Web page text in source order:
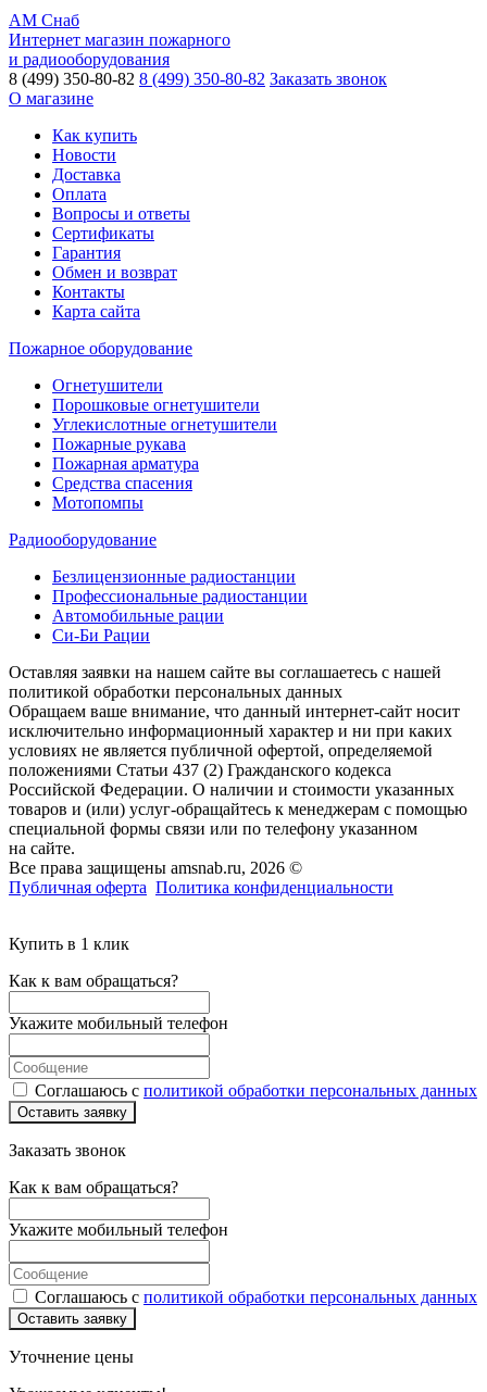
АМ Снаб
Интернет магазин пожарного
и радиооборудования
8 (499) 350-80-82 8 (499) 350-80-82 Заказать звонок
О магазине
Как купить
Новости
Доставка
Оплата
Вопросы и ответы
Сертификаты
Гарантия
Обмен и возврат
Контакты
Карта сайта
Пожарное оборудование
Огнетушители
Порошковые огнетушители
Углекислотные огнетушители
Пожарные рукава
Пожарная арматура
Средства спасения
Мотопомпы
Радиооборудование
Безлицензионные радиостанции
Профессиональные радиостанции
Автомобильные рации
Си-Би Рации
Оставляя заявки на нашем сайте вы соглашаетесь с нашей
политикой обработки персональных данных
Обращаем ваше внимание, что данный интернет-сайт носит
исключительно информационный характер и ни при каких
условиях не является публичной офертой, определяемой
положениями Статьи 437 (2) Гражданского кодекса
Российской Федерации. О наличии и стоимости указанных
товаров и (или) услуг-обращайтесь к менеджерам с помощью
специальной формы связи или по телефону указанном
на сайте.
Все права защищены amsnab.ru, 2026 ©
Публичная оферта Политика конфиденциальности
Купить в 1 клик
Как к вам обращаться?
Укажите мобильный телефон
Соглашаюсь с политикой обработки персональных данных
Оставить заявку
Заказать звонок
Как к вам обращаться?
Укажите мобильный телефон
Соглашаюсь с политикой обработки персональных данных
Оставить заявку
Уточнение цены